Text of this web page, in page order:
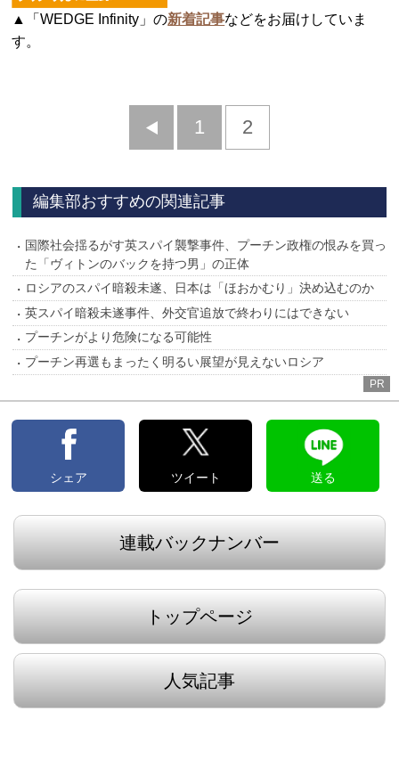
▲「WEDGE Infinity」の新着記事などをお届けしていま
す。
前
1 2
編集部おすすめの関連記事
国際社会揺るがす英スパイ襲撃事件、プーチン政権の恨みを買っ
た「ヴィトンのバックを持つ男」の正体
ロシアのスパイ暗殺未遂、日本は「ほおかむり」決め込むのか
英スパイ暗殺未遂事件、外交官追放で終わりにはできない
プーチンがより危険になる可能性
プーチン再選もまったく明るい展望が見えないロシア
PR
シェア ツイート 送る
連載バックナンバー
トップページ
人気記事